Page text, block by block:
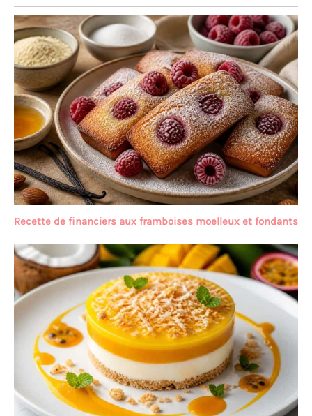
Recette de financiers aux framboises moelleux et fondants